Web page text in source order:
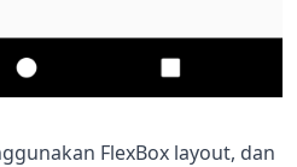
FlexBox layout, dan